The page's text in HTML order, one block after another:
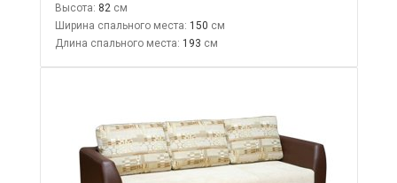
Высота: 82
Ширина спального места: 150
Длина спального места: 193